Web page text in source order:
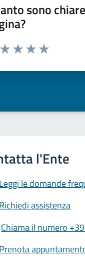
sono
da 1 a 5 stelle la pagina
Leggi le domande
Richiedi assistenza
Chiama il numero
Prenota